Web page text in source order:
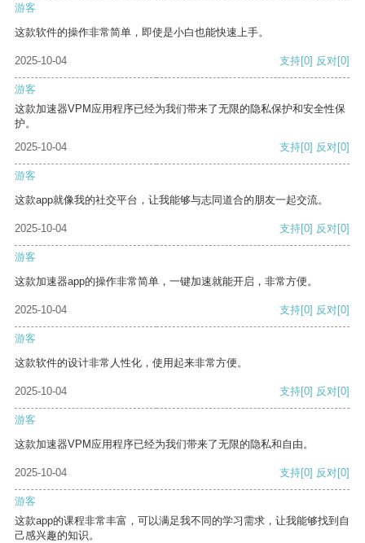
游客
这款软件的操作非常简单，即使是小白也能快速上手。
2025-10-04 支持[0] 反对[0]
游客
这款加速器VPM应用程序已经为我们带来了无限的隐私保护和安全性保
护。
2025-10-04
支持[0] 反对[0]
游客
这款app就像我的社交平台，让我能够与志同道合的朋友一起交流。
2025-10-04 支持[0] 反对[0]
游客
这款加速器app的操作非常简单，一键加速就能开启，非常方便。
2025-10-04 支持[0] 反对[0]
游客
这款软件的设计非常人性化，使用起来非常方便。
2025-10-04 支持[0] 反对[0]
游客
这款加速器VPM应用程序已经为我们带来了无限的隐私和自由。
2025-10-04 支持[0] 反对[0]
游客
这款app的课程非常丰富，可以满足我不同的学习需求，让我能够找到自
己感兴趣的知识。